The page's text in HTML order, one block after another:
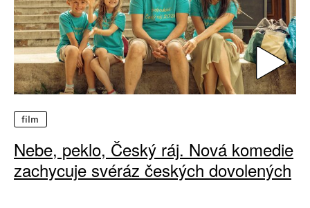
film
Nebe, peklo, Český ráj. Nová komedie
zachycuje svéráz českých dovolených